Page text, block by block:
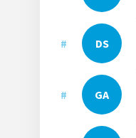
# DS
# GA